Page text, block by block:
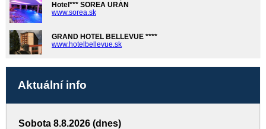
Hotel*** SOREA URÁN
www.sorea.sk
GRAND HOTEL BELLEVUE ****
www.hotelbellevue.sk
Aktuální info
Sobota 8.8.2026 (dnes)